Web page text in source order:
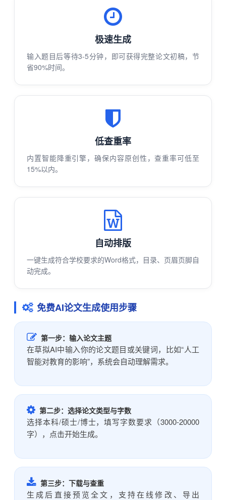
极速生成
输入题目后等待3-5分钟，即可获得完整论文初稿，节
省90%时间。
低查重率
内置智能降重引擎，确保内容原创性，查重率可低至
15%以内。
自动排版
一键生成符合学校要求的Word格式，目录、页眉页脚自
动完成。
免费AI论文生成使用步骤
第一步：输入论文主题
在草拟AI中输入你的论文题目或关键词，比如“人工
智能对教育的影响”，系统会自动理解需求。
第二步：选择论文类型与字数
选择本科/硕士/博士，填写字数要求（3000-20000
字），点击开始生成。
第三步：下载与查重
生成后直接预览全文，支持在线修改、导出